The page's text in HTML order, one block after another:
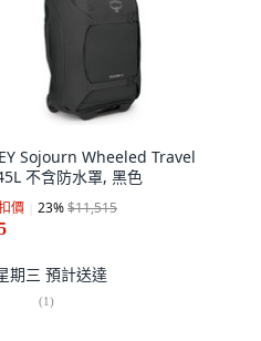
Sojourn Wheeled Travel
不含防水罩, 黑色
價 23%$11,515
期三 預計送達
(1)